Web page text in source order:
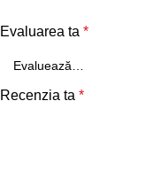
Evaluarea ta *
Recenzia ta *